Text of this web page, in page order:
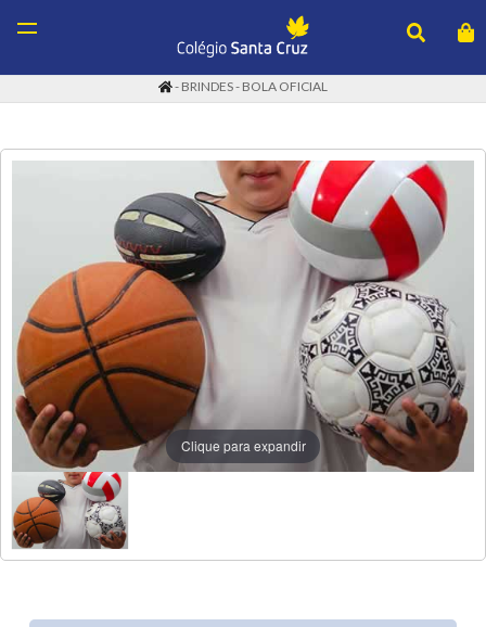
Meus pedidos
BRINDES
COMIDAS E BEBIDAS
DOAÇÕES
- BRINDES - BOLA OFICIAL
Clique para expandir